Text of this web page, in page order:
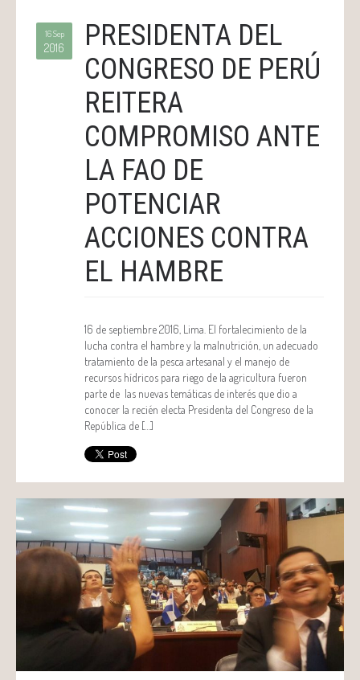
16 Sep
2016
PRESIDENTA DEL
CONGRESO DE PERÚ
REITERA
COMPROMISO ANTE
LA FAO DE
POTENCIAR
ACCIONES CONTRA
EL HAMBRE
16 de septiembre 2016, Lima. El fortalecimiento de la
lucha contra el hambre y la malnutrición, un adecuado
tratamiento de la pesca artesanal y el manejo de
recursos hídricos para riego de la agricultura fueron
parte de las nuevas temáticas de interés que dio a
conocer la recién electa Presidenta del Congreso de la
República de […]